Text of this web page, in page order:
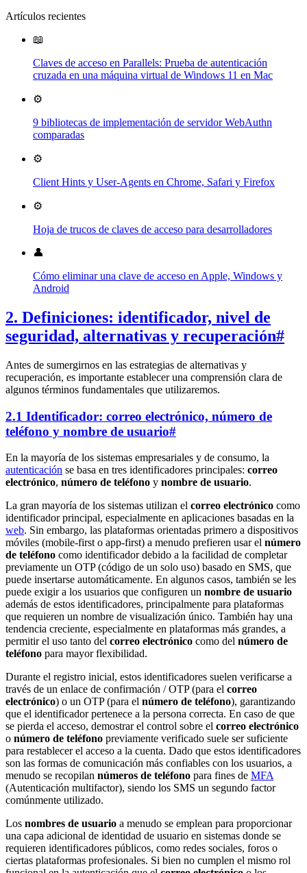
Artículos recientes
📖
Claves de acceso en Parallels: Prueba de autenticación
cruzada en una máquina virtual de Windows 11 en Mac
⚙️
9 bibliotecas de implementación de servidor WebAuthn
comparadas
⚙️
Client Hints y User-Agents en Chrome, Safari y Firefox
⚙️
Hoja de trucos de claves de acceso para desarrolladores
👤
Cómo eliminar una clave de acceso en Apple, Windows y
Android
2. Definiciones: identificador, nivel de
seguridad, alternativas y recuperación#
Antes de sumergirnos en las estrategias de alternativas y
recuperación, es importante establecer una comprensión clara de
algunos términos fundamentales que utilizaremos.
2.1 Identificador: correo electrónico, número de
teléfono y nombre de usuario#
En la mayoría de los sistemas empresariales y de consumo, la
autenticación se basa en tres identificadores principales: correo
electrónico, número de teléfono y nombre de usuario.
La gran mayoría de los sistemas utilizan el correo electrónico como
identificador principal, especialmente en aplicaciones basadas en la
web. Sin embargo, las plataformas orientadas primero a dispositivos
móviles (mobile-first o app-first) a menudo prefieren usar el número
de teléfono como identificador debido a la facilidad de completar
previamente un OTP (código de un solo uso) basado en SMS, que
puede insertarse automáticamente. En algunos casos, también se les
puede exigir a los usuarios que configuren un nombre de usuario
además de estos identificadores, principalmente para plataformas
que requieren un nombre de visualización único. También hay una
tendencia creciente, especialmente en plataformas más grandes, a
permitir el uso tanto del correo electrónico como del número de
teléfono para mayor flexibilidad.
Durante el registro inicial, estos identificadores suelen verificarse a
través de un enlace de confirmación / OTP (para el correo
electrónico) o un OTP (para el número de teléfono), garantizando
que el identificador pertenece a la persona correcta. En caso de que
se pierda el acceso, demostrar el control sobre el correo electrónico
o número de teléfono previamente verificado suele ser suficiente
para restablecer el acceso a la cuenta. Dado que estos identificadores
son las formas de comunicación más confiables con los usuarios, a
menudo se recopilan números de teléfono para fines de MFA
(Autenticación multifactor), siendo los SMS un segundo factor
comúnmente utilizado.
Los nombres de usuario a menudo se emplean para proporcionar
una capa adicional de identidad de usuario en sistemas donde se
requieren identificadores públicos, como redes sociales, foros o
ciertas plataformas profesionales. Si bien no cumplen el mismo rol